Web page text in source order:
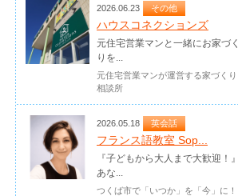
2026.06.23 その他
ハウスコネクションズ
元住宅営業マンと一緒にお家づく
りを...
元住宅営業マンが運営する家づくり
相談所
2026.05.18 英会話
フランス語教室 Sop...
『子どもから大人まで大歓迎！』
あな...
つくば市で「いつか」を「今」に！